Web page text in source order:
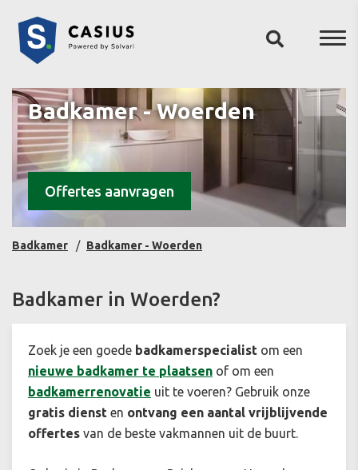
Badkamer - Woerden
Offertes aanvragen
Badkamer Badkamer - Woerden
Badkamer in Woerden?
Zoek je een goede badkamerspecialist om een
nieuwe badkamer te plaatsen of om een
badkamerrenovatie uit te voeren? Gebruik onze
gratis dienst en ontvang een aantal vrijblijvende
offertes van de beste vakmannen uit de buurt.